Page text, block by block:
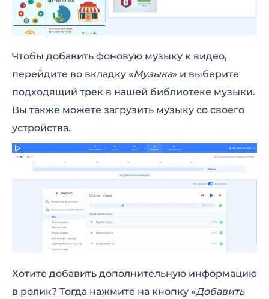
Чтобы добавить фоновую музыку к видео,
перейдите во вкладку «Музыка» и выберите
подходящий трек в нашей библиотеке музыки.
Вы также можете загрузить музыку со своего
устройства.
Хотите добавить дополнительную информацию
в ролик? Тогда нажмите на кнопку «Добавить